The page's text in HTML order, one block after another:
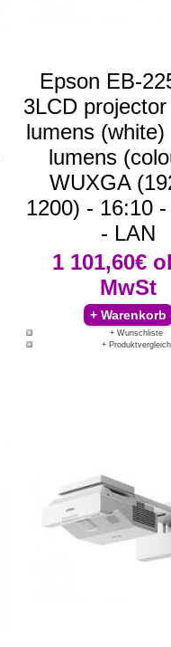
Epson EB-
3LCD
lumens (white)
lumens
WUXGA
1200) - 16:10
- LAN
1 101,60€
MwSt
+ Wunschliste
+ Produktvergleich